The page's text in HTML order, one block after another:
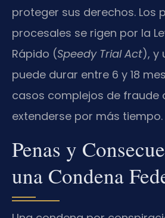
proteger sus derechos. Los
procesales se rigen por la
Rápido (Speedy Trial Act), y
puede durar entre 6 y 18
casos complejos de fraude
extenderse por más tiempo.
Penas y
una Condena